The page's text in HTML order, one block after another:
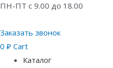
ПН-ПТ с 9.00 до 18.00
Заказать звонок
0 ₽ Cart
Каталог